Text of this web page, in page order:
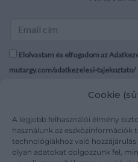
Cookie
A legjobb felhasználói élmény
használunk az eszközinformációk
technológiákhoz való
olyan adatokat dolgozzunk fel,
Elolvastam és elfogadom az
mutargy.com/adatkezelesi-tajekoztato/
Médiaajánlat
Karrier
Kapcsolat